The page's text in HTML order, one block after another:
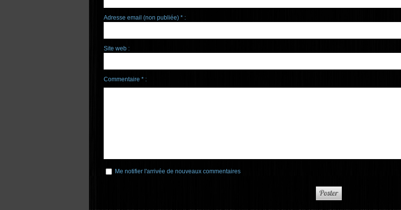
Adresse email (non publiée) * :
Site web :
Commentaire * :
Me notifier l'arrivée de nouveaux commentaires